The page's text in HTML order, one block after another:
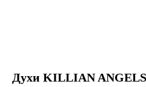
Духи KILLIAN